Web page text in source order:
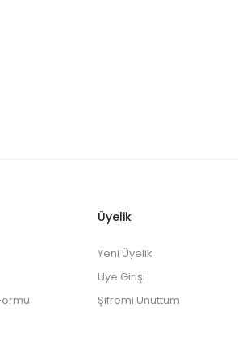
bir tanı ya da tedavi işlemi için
Üyelik
Yeni Üyelik
Üye Girişi
Şifremi Unuttum